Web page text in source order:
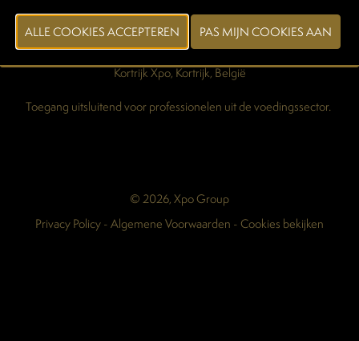
Maart 2028
Kortrijk Xpo, Kortrijk, België
Toegang uitsluitend voor professionelen uit de voedingssector.
© 2026, Xpo Group
Privacy Policy-Algemene Voorwaarden -Cookies bekijken